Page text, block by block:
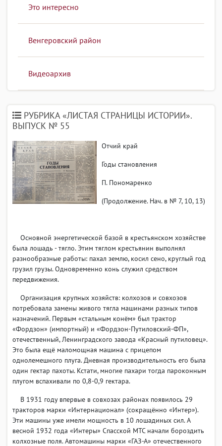
Это интересно
Венгеровский район
Видеоархив
РУБРИКА «ЛИСТАЯ СТРАНИЦЫ ИСТОРИИ».
ВЫПУСК № 55
Отчий край
Годы становления
П. Пономаренко
(Продолжение. Нач. в № 7, 10, 13)
Основной энергетической базой в крестьянском хозяйстве
была лошадь - тягло. Этим тяглом крестьянин выполнял
разнообразные работы: пахал землю, косил сено, круглый год
грузил грузы. Одновременно конь служил средством
передвижения.
Организация крупных хозяйств: колхозов и совхозов
потребовала замены живого тягла машинами разных типов
назначений. Первым «стальным конём» был трактор
«Фордзон» (импортный) и «Фордзон-Путиловский-ФП»,
отечественный, Ленинградского завода «Красный путиловец».
Это была ещё маломощная машина с прицепом
однолемешного плуга. Дневная производительность его была
один гектар пахоты. Кстати, многие пахари тогда пароконным
плугом вспахивали по 0,8-0,9 гектара.
В 1931 году впервые в совхозах районах появилось 29
тракторов марки «Интернационал» (сокращённо «Интер»).
Эти машины уже имели мощность в 10 лошадиных сил. А
весной 1932 года «Интеры» Спасской МТС начали бороздить
колхозные поля. Автомашины марки «ГАЗ-А» отечественного